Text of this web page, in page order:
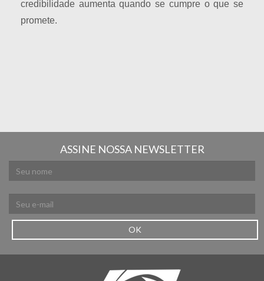
credibilidade aumenta quando se cumpre o que se
promete.
ASSINE NOSSA NEWSLETTER
OK